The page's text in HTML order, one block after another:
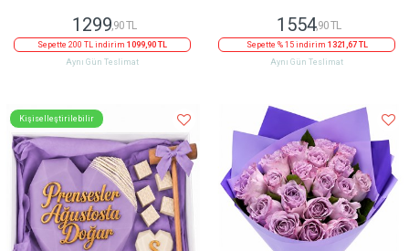
1299,90 TL
Sepette 200 TL indirim 1099,90 TL
Aynı Gün Teslimat
1554,90 TL
Sepette % 15 indirim 1321,67 TL
Aynı Gün Teslimat
Kişiselleştirilebilir